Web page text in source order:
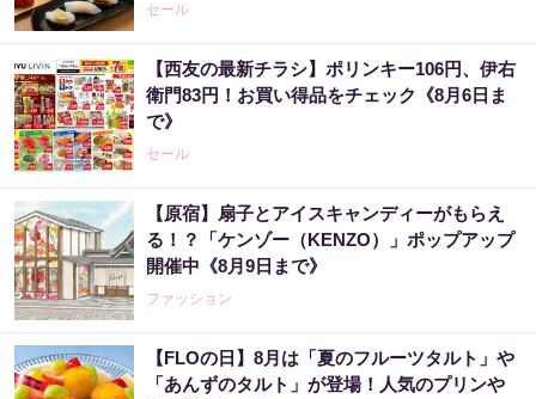
セール
【西友の最新チラシ】ポリンキー106円、伊右
衛門83円！お買い得品をチェック《8月6日ま
で》
セール
【原宿】扇子とアイスキャンディーがもらえ
る！？「ケンゾー（KENZO）」ポップアップ
開催中《8月9日まで》
ファッション
【FLOの日】8月は「夏のフルーツタルト」や
「あんずのタルト」が登場！人気のプリンや